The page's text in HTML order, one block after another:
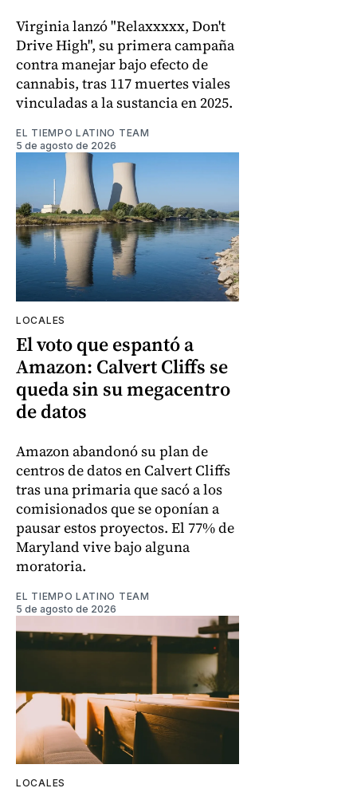
Virginia lanzó "Relaxxxxx, Don't
Drive High", su primera campaña
contra manejar bajo efecto de
cannabis, tras 117 muertes viales
vinculadas a la sustancia en 2025.
EL TIEMPO LATINO TEAM
5 de agosto de 2026
LOCALES
El voto que espantó a
Amazon: Calvert Cliffs se
queda sin su megacentro
de datos
Amazon abandonó su plan de
centros de datos en Calvert Cliffs
tras una primaria que sacó a los
comisionados que se oponían a
pausar estos proyectos. El 77% de
Maryland vive bajo alguna
moratoria.
EL TIEMPO LATINO TEAM
5 de agosto de 2026
LOCALES